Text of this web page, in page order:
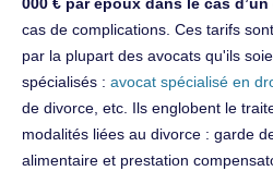
000 € par époux dans le cas
cas de complications. Ces tarifs
par la plupart des avocats qu'ils
spécialisés : avocat spécialisé en
de divorce, etc. Ils englobent le
modalités liées au divorce : garde
alimentaire et prestation